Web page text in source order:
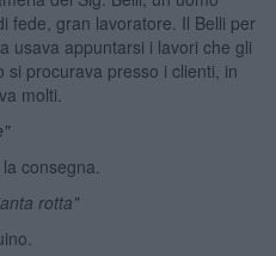
fede, gran lavoratore. Il Belli per
usava appuntarsi i lavori che gli
procurava presso i clienti, in
molti.
consegna.
rotta"